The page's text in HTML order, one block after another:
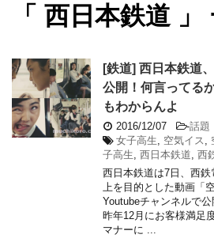
「 西日本鉄道 」
[鉄道] 西日本鉄道
公開！何言ってる
もわからんよ
2016/12/07 -話題
女子高生, 空気イス ,
子高生, 西日本鉄道, 西
西日本鉄道は7日、西
上を目的とした動画「
Youtubeチャンネルで
昨年12月にお客様満足
マナーに ...